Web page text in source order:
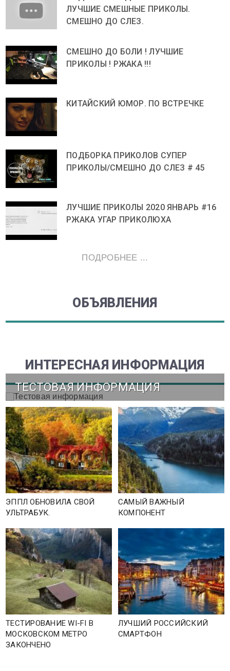
ЛУЧШИЕ СМЕШНЫЕ ПРИКОЛЫ.
СМЕШНО ДО СЛЕЗ.
СМЕШНО ДО БОЛИ ! ЛУЧШИЕ
ПРИКОЛЫ ! РЖАКА !!!
КИТАЙСКИЙ ЮМОР. ПО ВСТРЕЧКЕ
ПОДБОРКА ПРИКОЛОВ СУПЕР
ПРИКОЛЫ/СМЕШНО ДО СЛЕЗ # 45
ЛУЧШИЕ ПРИКОЛЫ 2020 ЯНВАРЬ #16
РЖАКА УГАР ПРИКОЛЮХА
ПОДРОБНЕЕ ...
ОБЪЯВЛЕНИЯ
ИНТЕРЕСНАЯ ИНФОРМАЦИЯ
ТЕСТОВАЯ ИНФОРМАЦИЯ
ЭППЛ ОБНОВИЛА СВОЙ
УЛЬТРАБУК.
САМЫЙ ВАЖНЫЙ
КОМПОНЕНТ
ТЕСТИРОВАНИЕ WI-FI В
МОСКОВСКОМ МЕТРО
ЗАКОНЧЕНО
ЛУЧШИЙ РОССИЙСКИЙ
СМАРТФОН